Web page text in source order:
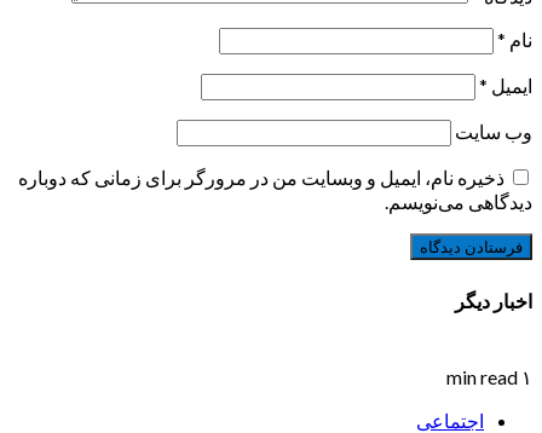
نام *
ایمیل *
وب‌ سایت
ذخیره نام، ایمیل و وبسایت من در مرورگر برای زمانی که دوباره
دیدگاهی می‌نویسم.
اخبار دیگر
۱ min read
اجتماعی